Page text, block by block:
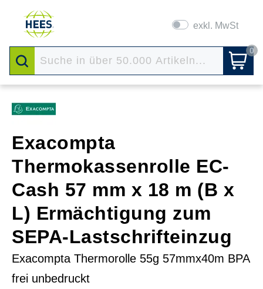
exkl. MwSt
0
Exacompta
Thermokassenrolle EC-
Cash 57 mm x 18 m (B x
L) Ermächtigung zum
SEPA-Lastschrifteinzug
Exacompta Thermorolle 55g 57mmx40m BPA
frei unbedruckt